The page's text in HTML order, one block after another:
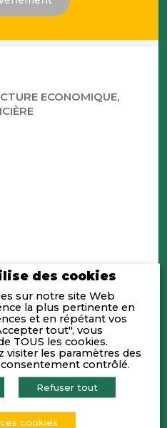
ECONOMIQUE,
Président du
deVALQUANT,
critique de l’actualité
cadre de la mise à
Associé chez
l’actualité de l’Indice
la réunion.
des cookies
sur notre site Web
la plus pertinente en
et en répétant vos
tout", vous
TOUS les cookies.
visiter les paramètres des
contrôlé.
Refuser tout
cookies